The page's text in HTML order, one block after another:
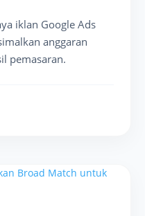
iklan Google Ads
anggaran
pemasaran.